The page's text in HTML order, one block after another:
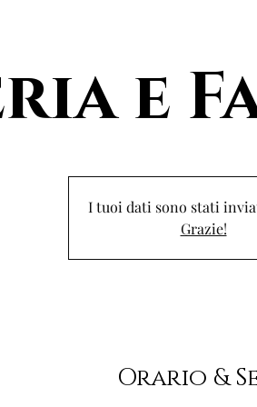
e
I tuoi dati sono stati
Grazie!
Orario &